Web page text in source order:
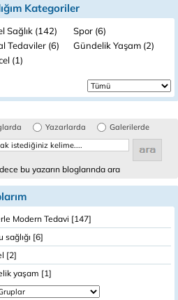
Kategoriler
Sağlık (142)
Spor (6)
Tedaviler (6)
Gündelik Yaşam (2)
(1)
Yazarlarda Galerilerde
bu yazarın bloglarında ara
Modern Tedavi [147]
sağlığı [6]
[2]
yaşam [1]